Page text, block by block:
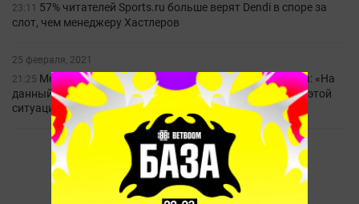
23:11
57% читателей Sports.ru больше верят Dendi в споре за
слот, чем менеджеру Хастлеров
25 февраля, 2021
21:25 Менеджер Хастлеров о 322 со стороны Мэджикала: «На
данный момент проводится расследование касательно этой
ситуации»
1